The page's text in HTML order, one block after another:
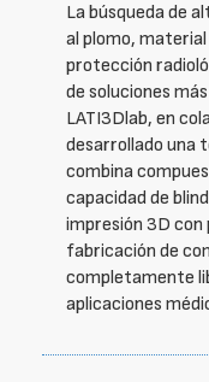
La búsqueda de
al plomo,
protección
de soluciones
LATI3Dlab, en
desarrollado una
combina
capacidad de
impresión 3D con
fabricación de
completamente
aplicaciones